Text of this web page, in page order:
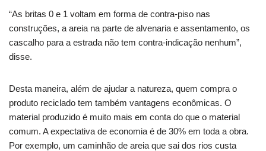
“As britas 0 e 1 voltam em forma de contra-piso nas
construções, a areia na parte de alvenaria e assentamento, os
cascalho para a estrada não tem contra-indicação nenhum”,
disse.
Desta maneira, além de ajudar a natureza, quem compra o
produto reciclado tem também vantagens econômicas. O
material produzido é muito mais em conta do que o material
comum. A expectativa de economia é de 30% em toda a obra.
Por exemplo, um caminhão de areia que sai dos rios custa